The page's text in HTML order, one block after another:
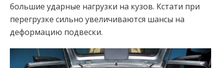
большие ударные нагрузки на кузов. Кстати при
перегрузке сильно увеличиваются шансы на
деформацию подвески.